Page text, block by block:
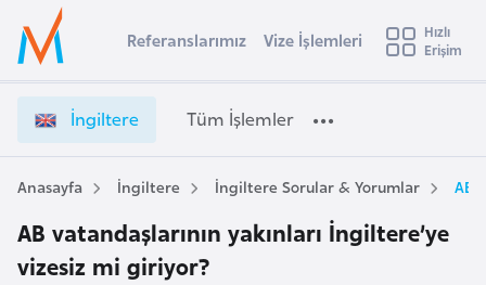
Ülke Seçimi
Başvuru yapmak istediğiniz ülkeyi seçin
Üye
Girişi
n
i
l
r
e
e
t
Referanslarımız Vize İşlemleri
Hızlı
Erişim
İngiltere Tüm İşlemler
Anasayfa İngiltere İngiltere Sorular & Yorumlar AB
AB vatandaşlarının yakınları İngiltere’ye
vizesiz mi giriyor?
s
t
r
a
A